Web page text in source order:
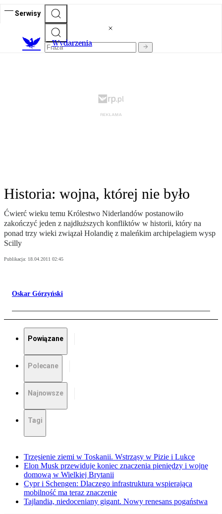
Serwisy
Wydarzenia
Historia: wojna, której nie było
Ćwierć wieku temu Królestwo Niderlandów postanowiło
zakończyć jeden z najdłuższych konfliktów w historii, który na
ponad trzy wieki związał Holandię z maleńkim archipelagiem wysp
Scilly
Publikacja: 18.04.2011 02:45
Oskar Górzyński
Powiązane
Polecane
Najnowsze
Tagi
Trzęsienie ziemi w Toskanii. Wstrząsy w Pizie i Lukce
Elon Musk przewiduje koniec znaczenia pieniędzy i wojnę
domową w Wielkiej Brytanii
Cypr i Schengen: Dlaczego infrastruktura wspierająca
mobilność ma teraz znaczenie
Tajlandia, niedoceniany gigant. Nowy renesans pogaństwa